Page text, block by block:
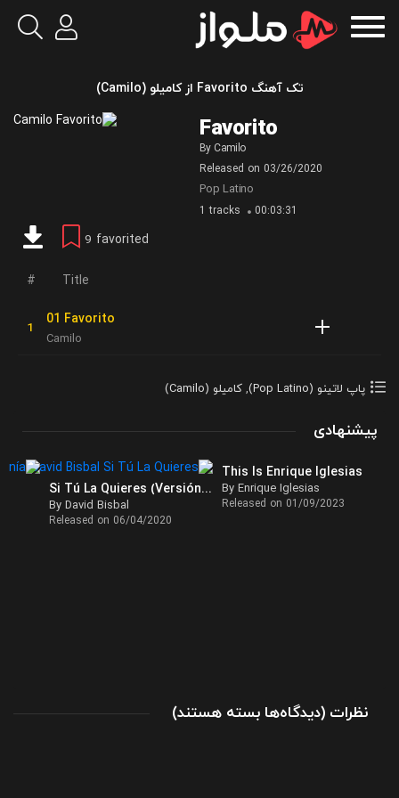
تک آهنگ Favorito از کامیلو (Camilo)
Favorito
By Camilo
Released on 03/26/2020
Pop Latino
1 tracks 00:03:31
9 favorited
Title
01 Favorito
Camilo
پاپ لاتینو (Pop Latino) , کامیلو (Camilo)
پیشنهادی
This Is Enrique Iglesias
By Enrique Iglesias
Released on 01/09/2023
Si Tú La Quieres (Versión Tropical)
By David Bisbal
Released on 06/04/2020
( دیدگاه‌ها
برای بسته هستند ) نظرات